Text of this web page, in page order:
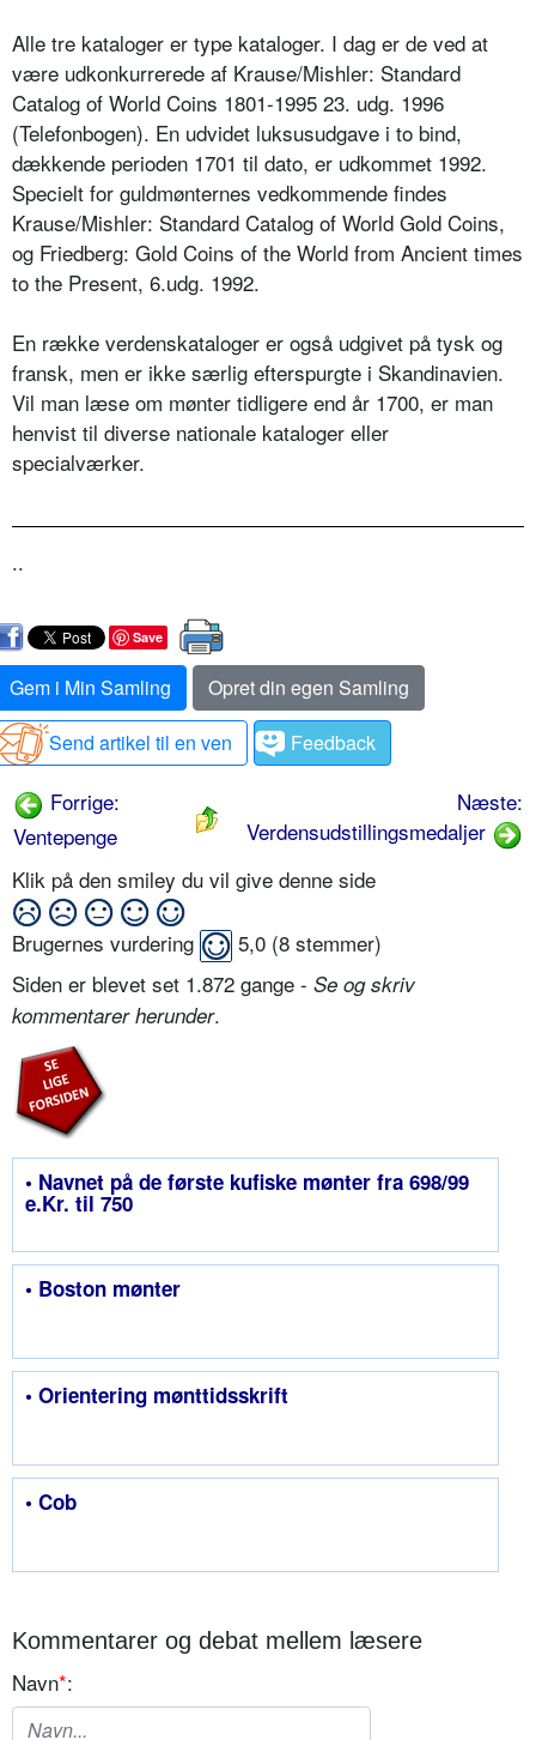
Alle tre kataloger er type kataloger. I dag er de ved at
være udkonkurrerede af Krause/Mishler: Standard
Catalog of World Coins 1801-1995 23. udg. 1996
(Telefonbogen). En udvidet luksusudgave i to bind,
dækkende perioden 1701 til dato, er udkommet 1992.
Specielt for guldmønternes vedkommende findes
Krause/Mishler: Standard Catalog of World Gold Coins,
og Friedberg: Gold Coins of the World from Ancient times
to the Present, 6.udg. 1992.
En række verdenskataloger er også udgivet på tysk og
fransk, men er ikke særlig efterspurgte i Skandinavien.
Vil man læse om mønter tidligere end år 1700, er man
henvist til diverse nationale kataloger eller
specialværker.
..
Save
Gem i Min Samling
Opret din egen Samling
Send artikel til en ven
Feedback
Forrige:
Ventepenge
Næste:
Verdensudstillingsmedaljer
Klik på den smiley du vil give denne side
Brugernes vurdering 5,0 (8 stemmer)
Siden er blevet set 1.872 gange - Se og skriv
kommentarer herunder.
• Navnet på de første kufiske mønter fra 698/99
e.Kr. til 750
• Boston mønter
• Orientering mønttidsskrift
• Cob
Kommentarer og debat mellem læsere
Navn*: